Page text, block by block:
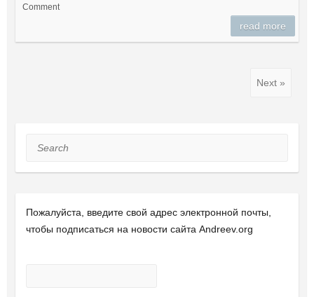
Comment
read more
Next »
Search
Пожалуйста, введите свой ​​адрес электронной почты,
чтобы подписаться на новости сайта Andreev.org